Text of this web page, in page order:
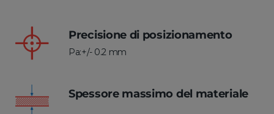
Precisione di posizionamento
Pa:+/- 0.2 mm
Spessore massimo del materiale